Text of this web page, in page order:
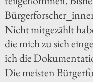
Nicht mitgezählt
die mich zu sich
ich die
Die meisten